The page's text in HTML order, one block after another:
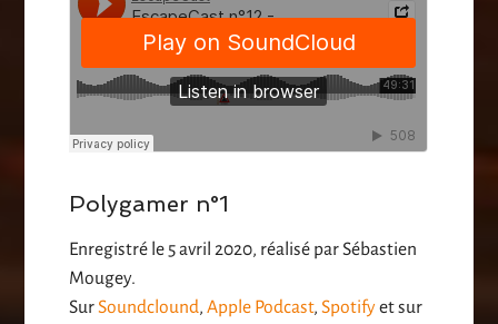
Polygamer n°1
Enregistré le 5 avril 2020, réalisé par Sébastien
Mougey.
SurSoundclound,Apple Podcast,Spotifyet sur